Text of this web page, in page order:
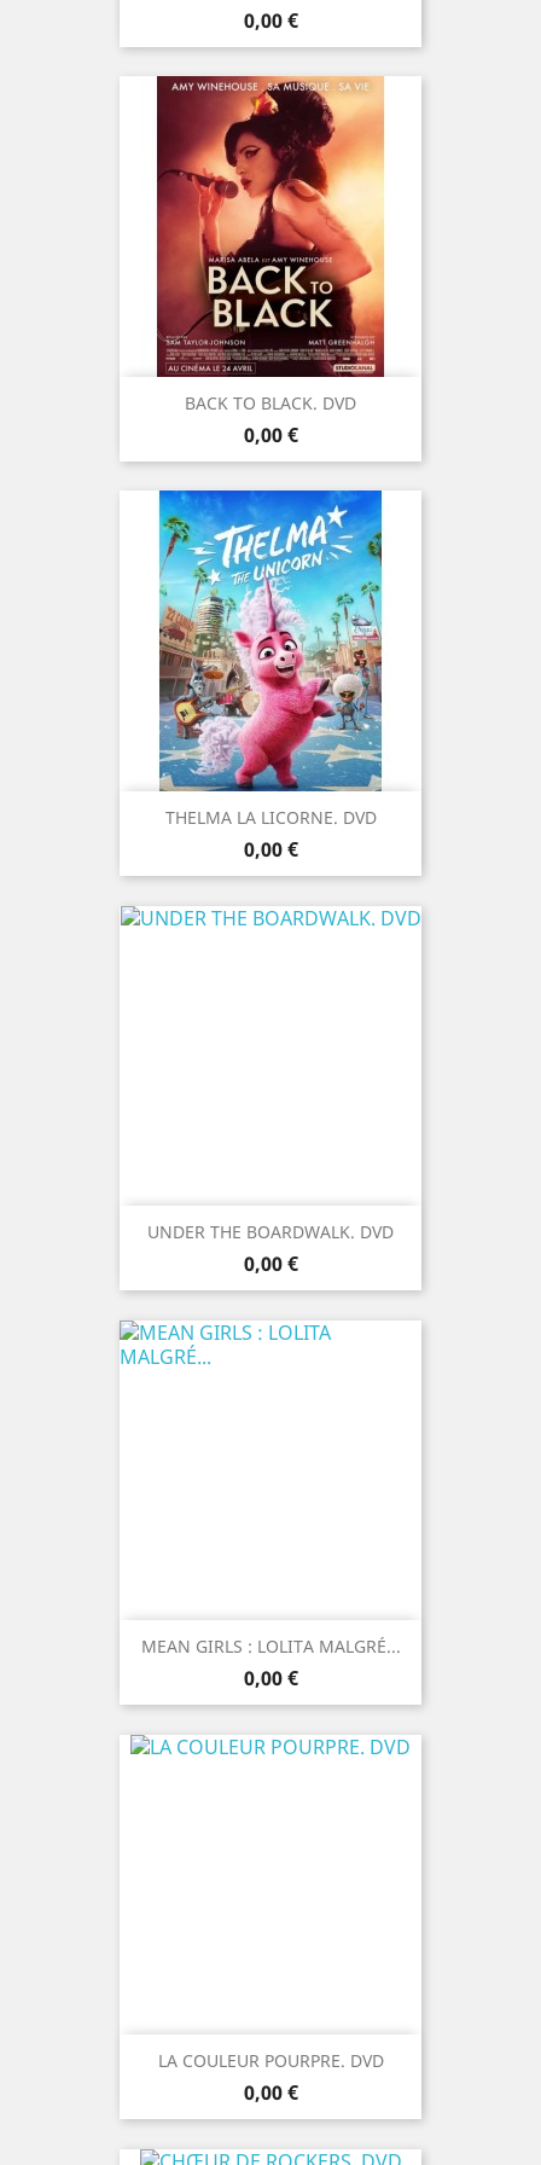
Prix
0,00 €
BACK TO BLACK. DVD
Prix
0,00 €
THELMA LA LICORNE. DVD
Prix
0,00 €
UNDER THE BOARDWALK. DVD
Prix
0,00 €
MEAN GIRLS : LOLITA MALGRÉ...
Prix
0,00 €
LA COULEUR POURPRE. DVD
Prix
0,00 €